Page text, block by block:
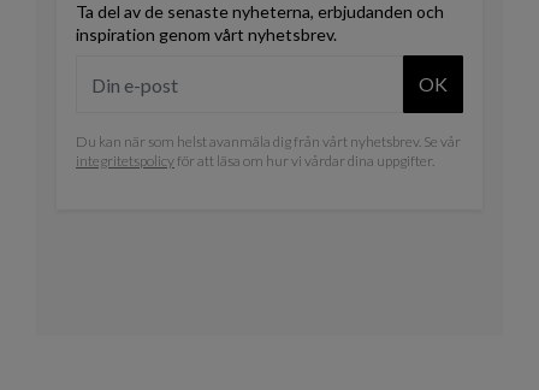
Ta del av de senaste nyheterna, erbjudanden och
inspiration genom vårt nyhetsbrev.
OK
Du kan när som helst avanmäla dig från vårt nyhetsbrev. Se vår
integritetspolicyför att läsa om hur vi vårdar dina uppgifter.